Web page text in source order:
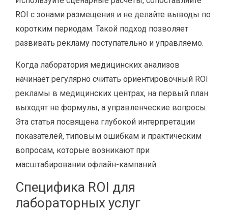
ROI с зонами размещения и не делайте выводы по
коротким периодам. Такой подход позволяет
развивать рекламу поступательно и управляемо.
Когда лаборатория медицинских анализов
начинает регулярно считать ориентировочный ROI
рекламы в медицинских центрах, на первый план
выходят не формулы, а управленческие вопросы.
Эта статья посвящена глубокой интерпретации
показателей, типовым ошибкам и практическим
вопросам, которые возникают при
масштабировании офлайн-кампаний.
Специфика ROI для
лабораторных услуг